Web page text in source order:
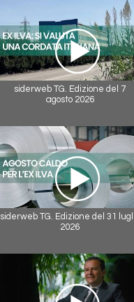
siderweb TG. Edizione del 7
agosto 2026
siderweb TG. Edizione del 31
2026